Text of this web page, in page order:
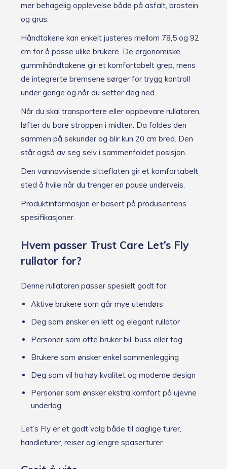
mer behagelig opplevelse både på asfalt, brostein
og grus.
Håndtakene kan enkelt justeres mellom 78,5 og 92
cm for å passe ulike brukere. De ergonomiske
gummihåndtakene gir et komfortabelt grep, mens
de integrerte bremsene sørger for trygg kontroll
under gange og når du setter deg ned.
Når du skal transportere eller oppbevare rullatoren,
løfter du bare stroppen i midten. Da foldes den
sammen på sekunder og blir kun 20 cm bred. Den
står også av seg selv i sammenfoldet posisjon.
Den vannavvisende sitteflaten gir et komfortabelt
sted å hvile når du trenger en pause underveis.
Produktinformasjon er basert på produsentens
spesifikasjoner.
Hvem passer Trust Care Let’s Fly
rullator for?
Denne rullatoren passer spesielt godt for:
Aktive brukere som går mye utendørs
Deg som ønsker en lett og elegant rullator
Personer som ofte bruker bil, buss eller tog
Brukere som ønsker enkel sammenlegging
Deg som vil ha høy kvalitet og moderne design
Personer som ønsker ekstra komfort på ujevne
underlag
Let’s Fly er et godt valg både til daglige turer,
handleturer, reiser og lengre spaserturer.